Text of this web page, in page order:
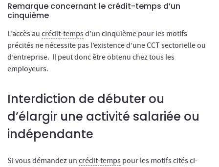
Remarque concernant le crédit-temps d’un
cinquième
L’accès au crédit-tempsd’un cinquième pour les motifs
précités ne nécessite pas l’existence d’une CCT sectorielle ou
d’entreprise. Il peut donc être obtenu chez tous les
employeurs.
Interdiction de débuter ou
d’élargir une activité salariée ou
indépendante
Si vous démandez un crédit-temps pour les motifs cités ci-